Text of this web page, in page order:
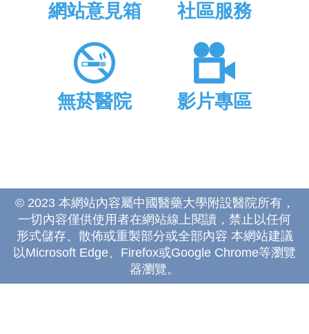
網站意見箱 社區服務
無菸醫院 影片專區
© 2023 本網站內容屬中國醫藥大學附設醫院所有，
一切內容僅供使用者在網站線上閱讀，禁止以任何
形式儲存、散佈或重製部分或全部內容 本網站建議
以Microsoft Edge、Firefox或Google Chrome等瀏覽
器瀏覽。